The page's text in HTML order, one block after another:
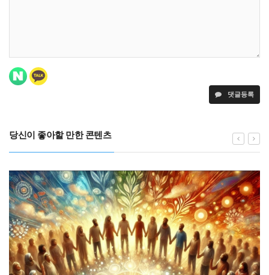
댓글등록
당신이 좋아할 만한 콘텐츠